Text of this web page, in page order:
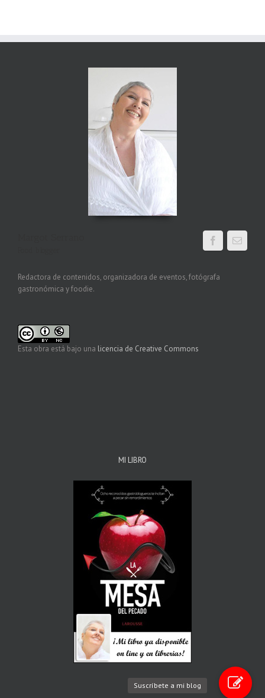
Redactora de contenidos, organizadora de eventos, fotógrafa
gastronómica y foodie.
Esta obra está bajo una licencia de Creative Commons
MI LIBRO
Suscríbete a mi blog